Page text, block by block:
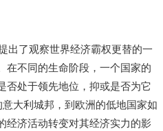
了观察世界经济霸权更替的一
在不同的生命阶段，一个国家的
否处于领先地位，抑或是否为它
大利城邦，到欧洲的低地国家如
经济活动转变对其经济实力的影